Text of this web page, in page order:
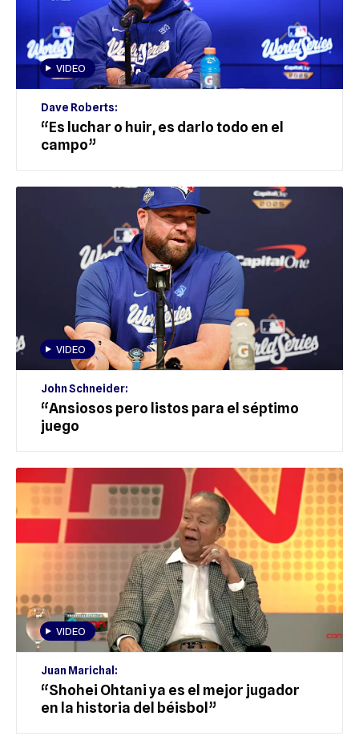
VIDEO
Dave Roberts:
“Es luchar o huir, es darlo todo en el
campo”
VIDEO
John Schneider:
“Ansiosos pero listos para el séptimo
juego
VIDEO
Juan Marichal:
“Shohei Ohtani ya es el mejor jugador
en la historia del béisbol”